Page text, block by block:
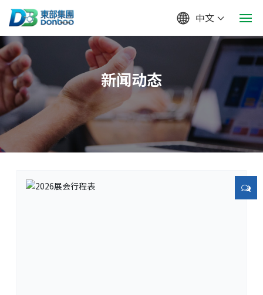
网站首页
关于我们
产品中心
新闻动态
中文
新闻动态